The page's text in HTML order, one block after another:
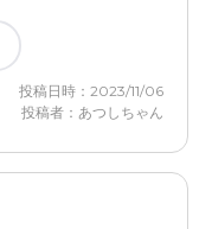
それまでは有料老人
かかりそう。これか
投稿日時：2023/11/06
投稿者：あつしちゃん